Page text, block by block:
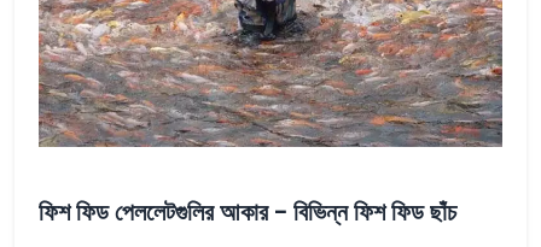
ফিশ ফিড পেললেটগুলির আকার - বিভিন্ন ফিশ ফিড ছাঁচ